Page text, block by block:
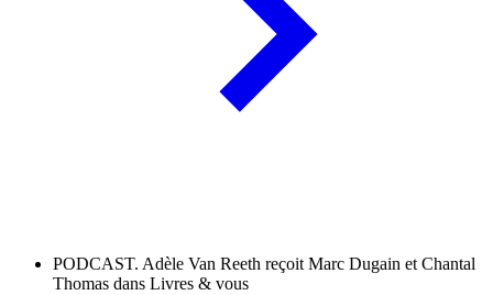
PODCAST. Adèle Van Reeth reçoit Marc Dugain et Chantal
Thomas dans Livres & vous